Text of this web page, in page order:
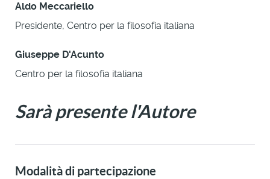
Aldo Meccariello
Presidente, Centro per la filosofia italiana
Giuseppe D'Acunto
Centro per la filosofia italiana
Sarà presente l'Autore
Modalità di partecipazione